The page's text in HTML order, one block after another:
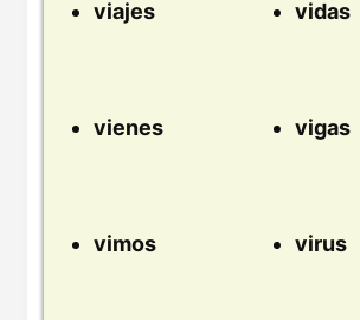
viajes vidas
vienes vigas
vimos virus